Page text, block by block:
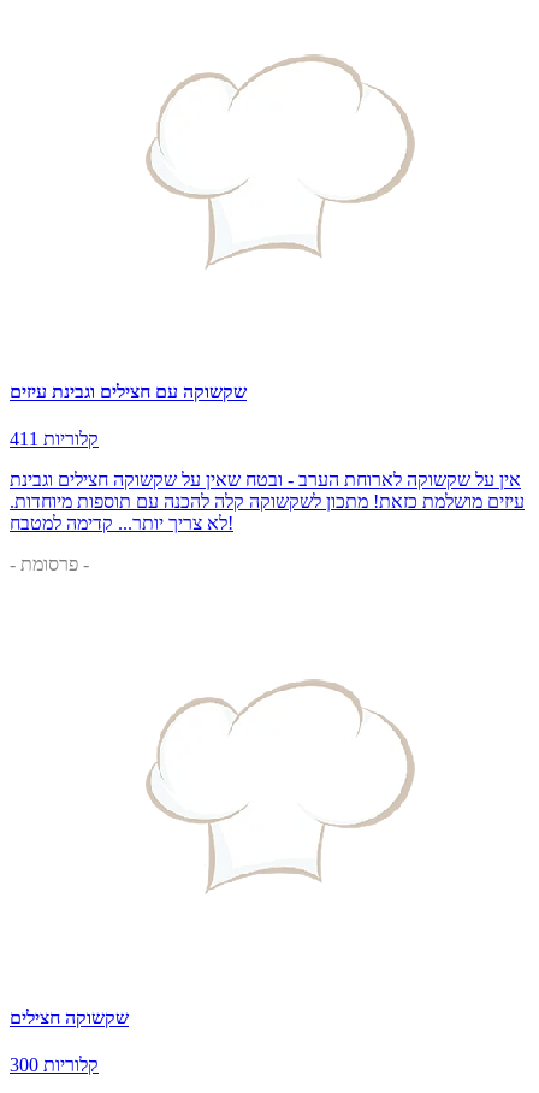
שקשוקה עם חצילים וגבינת עיזים
411 קלוריות
אין על שקשוקה לארוחת הערב - ובטח שאין על שקשוקה חצילים וגבינת
עיזים מושלמת כזאת! מתכון לשקשוקה קלה להכנה עם תוספות מיוחדות.
לא צריך יותר... קדימה למטבח!
- פרסומת -
שקשוקה חצילים
300 קלוריות